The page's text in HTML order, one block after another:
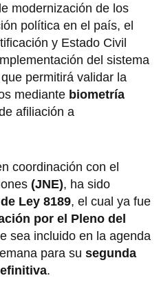
modernización de los
política en el país, el
y Estado Civil
del sistema
permitirá validar la
mediante biometría
afiliación a
coordinación con el
(JNE), ha sido
Ley 8189, el cual ya fue
por el Pleno del
sea incluido en la agenda
para su segunda
.